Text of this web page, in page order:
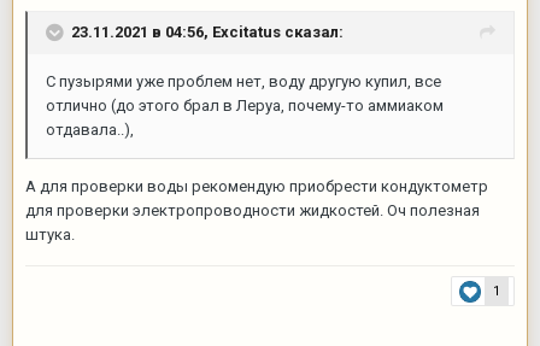
23.11.2021 в 04:56, Excitatus сказал:
С пузырями уже проблем нет, воду другую купил, все
отлично (до этого брал в Леруа, почему-то аммиаком
отдавала..),
А для проверки воды рекомендую приобрести кондуктометр
для проверки электропроводности жидкостей. Оч полезная
штука.
1